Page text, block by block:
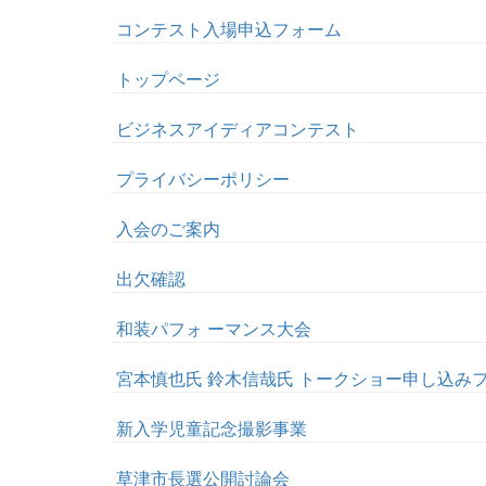
コンテスト入場申込フォーム
トップページ
ビジネスアイディアコンテスト
プライバシーポリシー
入会のご案内
出欠確認
和装パフォ ーマンス大会
宮本慎也氏 鈴木信哉氏 トークショー申し込み
新入学児童記念撮影事業
草津市長選公開討論会